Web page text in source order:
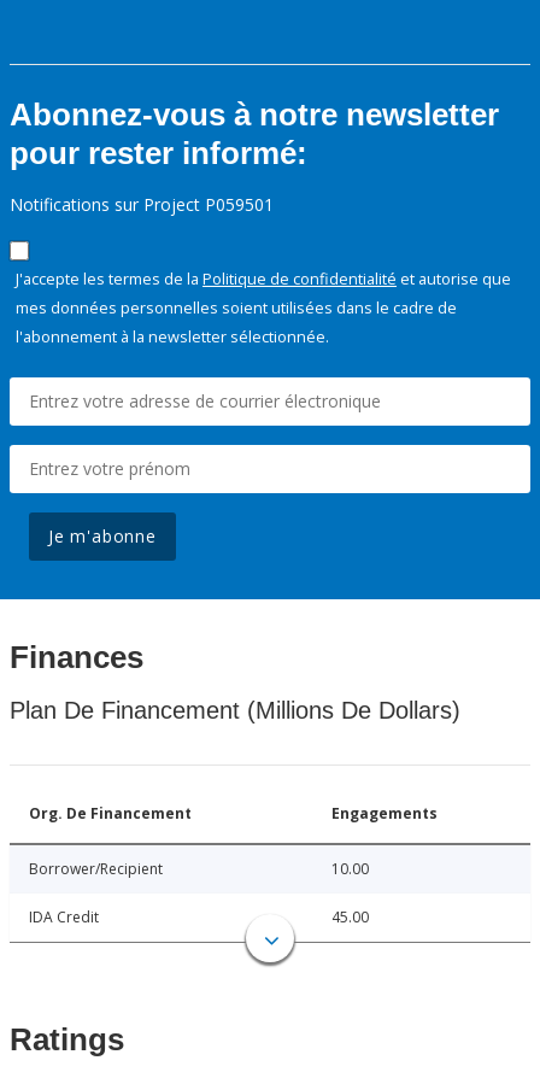
Abonnez-vous à notre newsletter
pour rester informé:
Notifications sur Project P059501
J'accepte les termes de la Politique de confidentialité et autorise que
mes données personnelles soient utilisées dans le cadre de
l'abonnement à la newsletter sélectionnée.
Je m'abonne
Finances
Plan De Financement (Millions De Dollars)
Org. De Financement Engagements
Borrower/Recipient 10.00
IDA Credit 45.00
Ratings